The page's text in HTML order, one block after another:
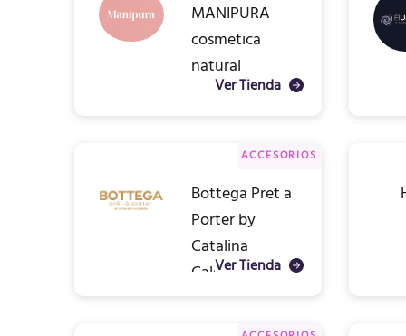
MANIPURA
cosmetica
natural
Ver Tienda
ACCESORIOS
Bottega Pret a
Porter by
Catalina
Calderon
Ver Tienda